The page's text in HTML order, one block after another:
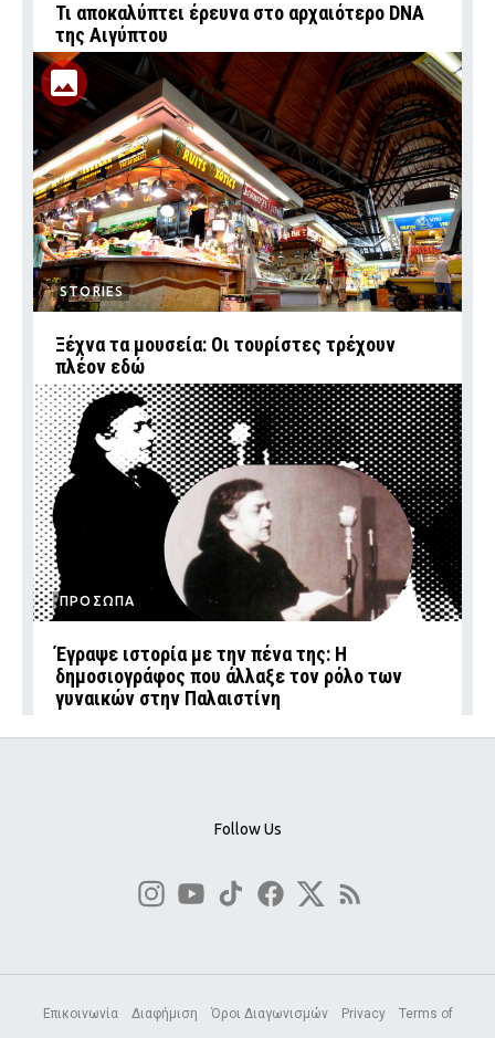
Τι αποκαλύπτει έρευνα στο αρχαιότερο DNA
της Αιγύπτου
STORIES
Ξέχνα τα μουσεία: Οι τουρίστες τρέχουν
πλέον εδώ
ΠΡΟΣΩΠΑ
Έγραψε ιστορία με την πένα της: Η
δημοσιογράφος που άλλαξε τον ρόλο των
γυναικών στην Παλαιστίνη
Follow Us
Επικοινωνία Διαφήμιση Όροι Διαγωνισμών Privacy Terms of